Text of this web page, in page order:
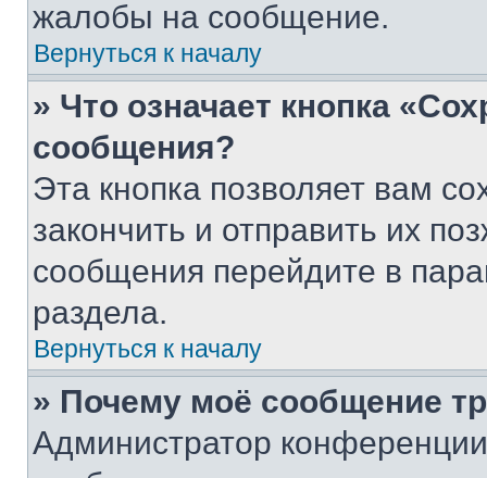
жалобы на сообщение.
Вернуться к началу
» Что означает кнопка
сообщения?
Эта кнопка позволяет вам
закончить и отправить их
сообщения перейдите в
раздела.
Вернуться к началу
» Почему моё сообщение
Администратор